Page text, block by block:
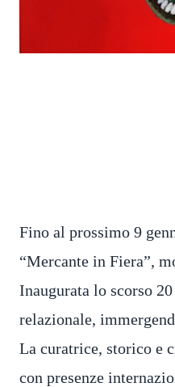
Fino al prossimo 9
“Mercante in Fiera”,
Inaugurata lo scorso
relazionale,
La curatrice, storico e
con presenze